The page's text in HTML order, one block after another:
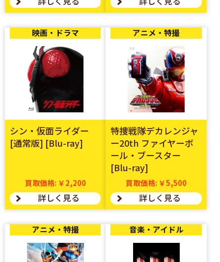
映画・ドラマ
シン・仮面ライダー
[通常版] [Blu-ray]
買取価格: ￥2,200
詳しく見る
アニメ・特撮
特捜戦隊デカレンジャ
ー20th ファイヤーボ
ール・ブースター
[Blu-ray]
買取価格: ￥5,500
詳しく見る
アニメ・特撮 音楽・アイドル